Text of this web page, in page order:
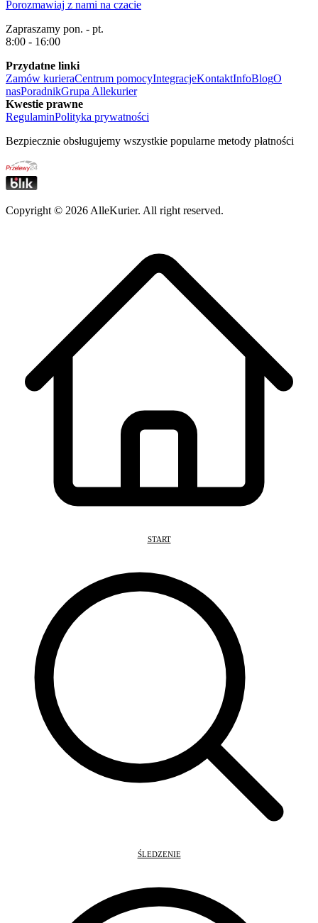
Porozmawiaj z nami na czacie
Zapraszamy pon. - pt.
8:00 - 16:00
Przydatne linki
Zamów kurieraCentrum pomocyIntegracjeKontaktInfoBlogO
nasPoradnikGrupa Allekurier
Kwestie prawne
RegulaminPolityka prywatności
Bezpiecznie obsługujemy wszystkie popularne metody płatności
Copyright © 2026 AlleKurier. All right reserved.
START
ŚLEDZENIE